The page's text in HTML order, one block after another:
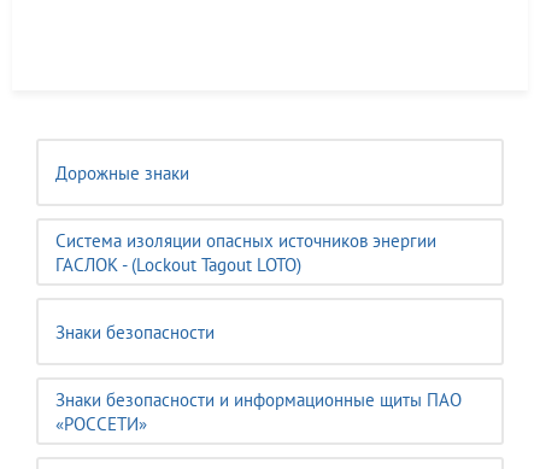
Дорожные знаки
Система изоляции опасных источников энергии
ГАСЛОК - (Lockout Tagout LOTO)
Знаки безопасности
Знаки безопасности и информационные щиты ПАО
«РОССЕТИ»